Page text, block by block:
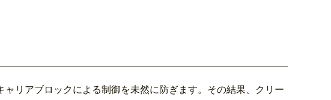
リアブロックによる制御を未然に防ぎます。その結果、クリー